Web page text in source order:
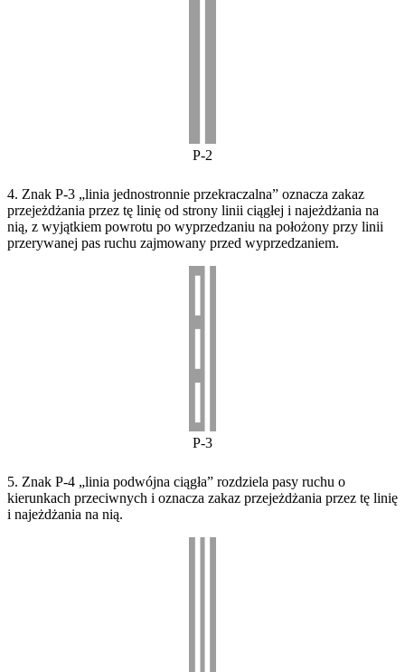
P-2
4. Znak P-3 „linia jednostronnie przekraczalna” oznacza zakaz
przejeżdżania przez tę linię od strony linii ciągłej i najeżdżania na
nią, z wyjątkiem powrotu po wyprzedzaniu na położony przy linii
przerywanej pas ruchu zajmowany przed wyprzedzaniem.
P-3
5. Znak P-4 „linia podwójna ciągła” rozdziela pasy ruchu o
kierunkach przeciwnych i oznacza zakaz przejeżdżania przez tę linię
i najeżdżania na nią.